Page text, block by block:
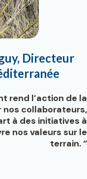
Directeur
rend l’action de la
collaborateurs,
à des initiatives à
nos valeurs sur le
terrain. “